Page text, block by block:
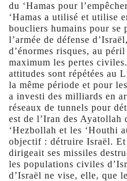
du ‘Hamas pour
‘Hamas a utilisé et utilise
boucliers humains pour se
l’armée de défense
d’énormes risques, au
maximum les pertes
attitudes sont répétées au
la même période et pour
a investi des milliards en
réseaux de tunnels pour
est de l’Iran des Ayatollah
‘Hezbollah et les ‘Houthi
objectif : détruire Israël. Et
dirigeait ses missiles
les populations civiles
d’Israël ne vise, elle, que